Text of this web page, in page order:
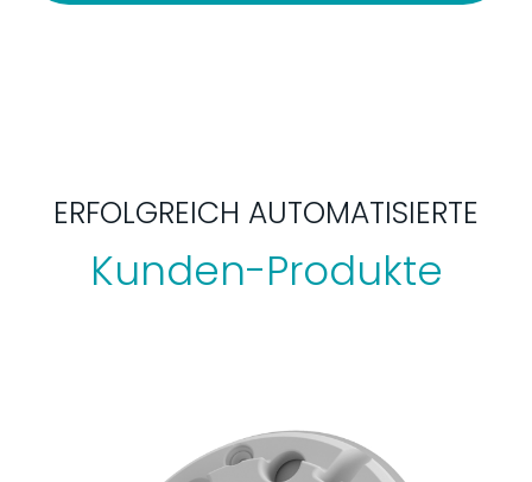
ERFOLGREICH AUTOMATISIERTE
Kunden-Produkte